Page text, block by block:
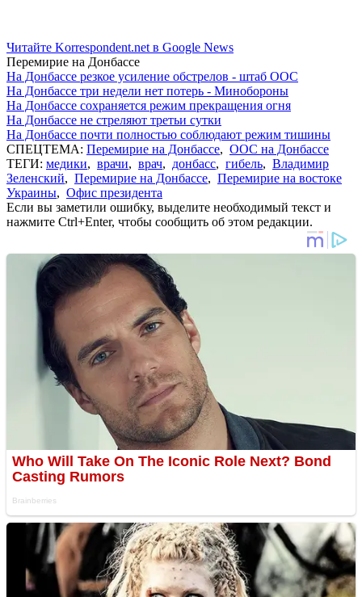
Читайте Korrespondent.net в Google News
Перемирие на Донбассе
На Донбассе резкое усиление обстрелов - штаб ООС
На Донбассе три недели нет потерь - Минобороны
На Донбассе сохраняется режим прекращения огня
На Донбассе не стреляют третьи сутки
На Донбассе почти полностью соблюдают режим тишины
СПЕЦТЕМА: Перемирие на Донбассе, ООС на Донбассе
ТЕГИ: медики, врачи, врач, донбасс, гибель, Владимир
Зеленский, Перемирие на Донбассе, Перемирие на востоке
Украины, Офис президента
Если вы заметили ошибку, выделите необходимый текст и
нажмите Ctrl+Enter, чтобы сообщить об этом редакции.